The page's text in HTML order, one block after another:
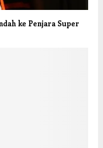
ke Penjara Super